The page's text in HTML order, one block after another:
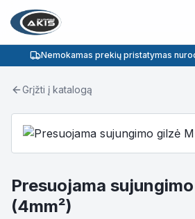
Nemokamas prekių pristatymas
Grįžti į katalogą
Presuojama
(4mm²)